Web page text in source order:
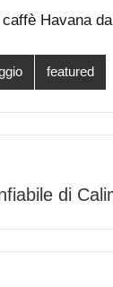
Havana
featured
di